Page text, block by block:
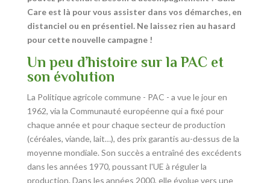
Care est là pour vous assister dans vos démarches, en
distanciel ou en présentiel. Ne laissez rien au hasard
pour cette nouvelle campagne !
Un peu d’histoire sur la PAC et
son évolution
La Politique agricole commune - PAC - a vue le jour en
1962, via la Communauté européenne qui a fixé pour
chaque année et pour chaque secteur de production
(céréales, viande, lait…), des prix garantis au-dessus de la
moyenne mondiale. Son succès a entraîné des excédents
dans les années 1970, poussant l'UE à réguler la
production. Dans les années 2000, elle évolue vers une